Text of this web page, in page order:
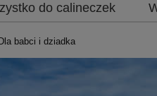
do calineczek
Dla babci i dziadka